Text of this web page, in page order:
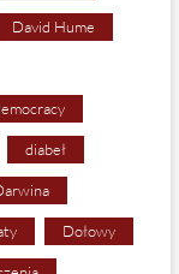
David Hume
diabeł
Dołowy